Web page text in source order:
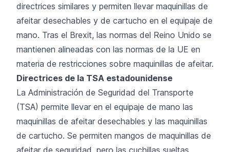
directrices similares y permiten llevar maquinillas de
afeitar desechables y de cartucho en el equipaje de
mano. Tras el Brexit, las normas del Reino Unido se
mantienen alineadas con las normas de la UE en
materia de restricciones sobre maquinillas de afeitar.
Directrices de la TSA estadounidense
La Administración de Seguridad del Transporte
(TSA) permite llevar en el equipaje de mano las
maquinillas de afeitar desechables y las maquinillas
de cartucho. Se permiten mangos de maquinillas de
afeitar de seguridad, pero las cuchillas sueltas